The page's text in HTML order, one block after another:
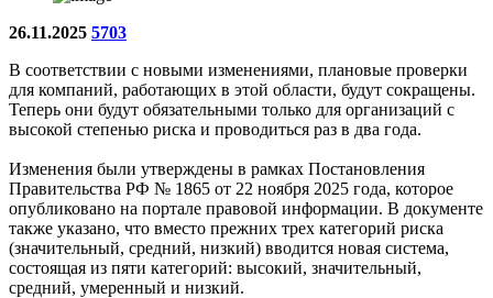
26.11.2025 5703
В соответствии с новыми изменениями, плановые проверки
для компаний, работающих в этой области, будут сокращены.
Теперь они будут обязательными только для организаций с
высокой степенью риска и проводиться раз в два года.
Изменения были утверждены в рамках Постановления
Правительства РФ № 1865 от 22 ноября 2025 года, которое
опубликовано на портале правовой информации. В документе
также указано, что вместо прежних трех категорий риска
(значительный, средний, низкий) вводится новая система,
состоящая из пяти категорий: высокий, значительный,
средний, умеренный и низкий.